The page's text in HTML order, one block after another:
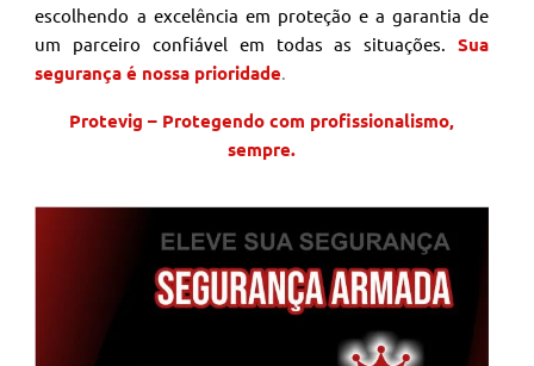
escolhendo a excelência em proteção e a garantia de
um parceiro confiável em todas as situações.
Sua
segurança é nossa prioridade
Protevig – Protegendo com profissionalismo,
sempre.